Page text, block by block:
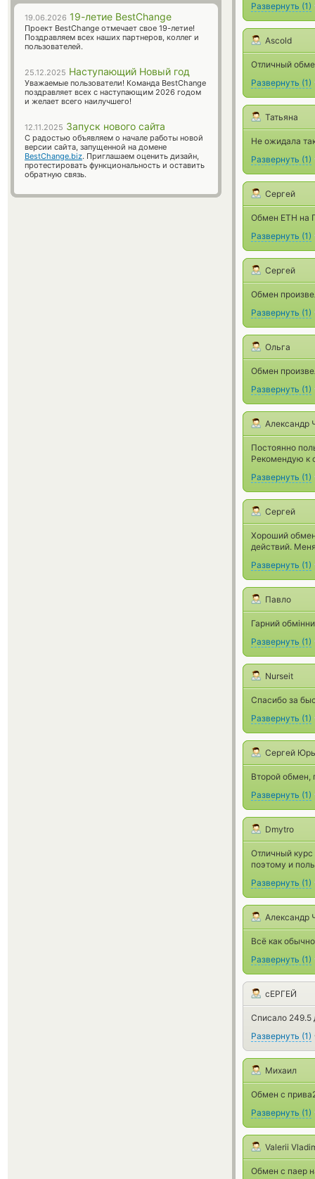
Развернуть (1)
Ascold
Отличный
Развернуть (1)
Татьяна
Не ожидала
Развернуть (1)
Сергей
Обмен ЕТН на
Развернуть (1)
Сергей
Обмен
Развернуть (1)
Ольга
Обмен
Развернуть (1)
Александр
Постоянно
Рекомендую к
Развернуть (1)
Сергей
Хороший
действий.
Развернуть (1)
Павло
Гарний
Развернуть (1)
Nurseit
Спасибо за
Развернуть (1)
Сергей
Второй обмен,
Развернуть (1)
Dmytro
Отличный
поэтому и
Развернуть (1)
Александр
Всё как
Развернуть (1)
сЕРГЕЙ
Списало 249.5
Развернуть (1)
Михаил
Обмен с
Развернуть (1)
Valerii
Обмен с паер
19.06.2026 19-летие BestChange
Проект BestChange отмечает свое 19-летие!
Поздравляем всех наших партнеров, коллег и
пользователей.
25.12.2025 Наступающий Новый год
Уважаемые пользователи! Команда BestChange
поздравляет всех с наступающим 2026 годом
и желает всего наилучшего!
12.11.2025 Запуск нового сайта
С радостью объявляем о начале работы новой
версии сайта, запущенной на домене
BestChange.biz. Приглашаем оценить дизайн,
протестировать функциональность и оставить
обратную связь.